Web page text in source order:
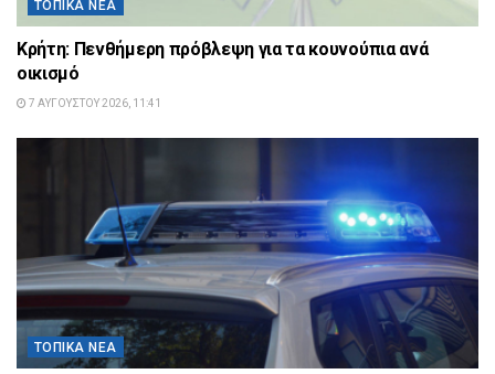
ΤΟΠΙΚΆ ΝΈΑ
Κρήτη: Πενθήμερη πρόβλεψη για τα κουνούπια ανά
οικισμό
7 ΑΥΓΟΎΣΤΟΥ 2026, 11:41
ΤΟΠΙΚΆ ΝΈΑ